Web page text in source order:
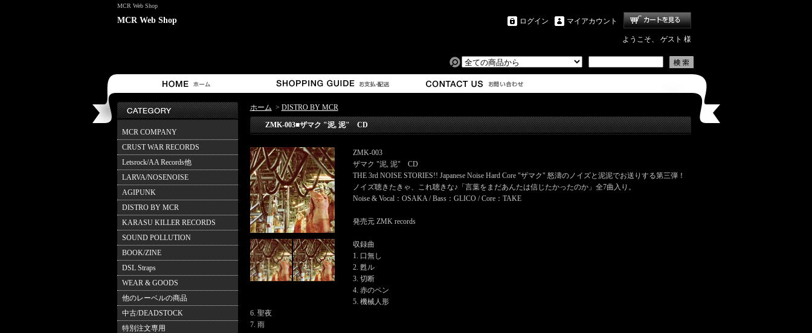
MCR Web Shop
MCR Web Shop マイアカウント
ログイン
ようこそ、 ゲスト 様
MCR COMPANY
CRUST WAR RECORDS
Letsrock/AA Records他
LARVA/NOSENOISE
AGIPUNK
DISTRO BY MCR
KARASU KILLER RECORDS
SOUND POLLUTION
BOOK/ZINE
DSL Straps
WEAR & GOODS
他のレーベルの商品
中古/DEADSTOCK
特別注文専用
ホーム > DISTRO BY MCR
ZMK-003■ザマク "泥, 泥" CD
ZMK-003
ザマク "泥, 泥" CD
THE 3rd NOISE STORIES!! Japanese Noise Hard Core "ザマク" 怒濤のノイズと泥泥でお送りする第三弾！
ノイズ聴きたきゃ、これ聴きな♪「言葉をまだあんたは信じたかったのか」全7曲入り。
Noise & Vocal：OSAKA / Bass：GLICO / Core：TAKE
発売元 ZMK records
収録曲
1. 口無し
2. 甦ル
3. 切断
4. 赤のペン
5. 機械人形
6. 聖夜
7. 雨